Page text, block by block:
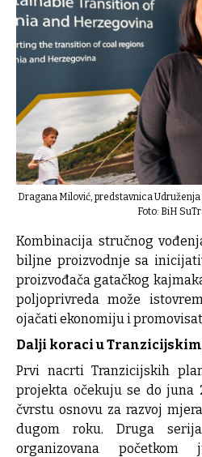
Dragana Milović, predstavnica
Foto: BiH
Kombinacija stručnog
biljne proizvodnje sa
proizvođača gatačkog
poljoprivreda može
ojačati ekonomiju i
Dalji koraci u
Prvi nacrti Tranzicijskih
projekta očekuju se do juna
čvrstu osnovu za razvoj
dugom roku. Druga
organizovana